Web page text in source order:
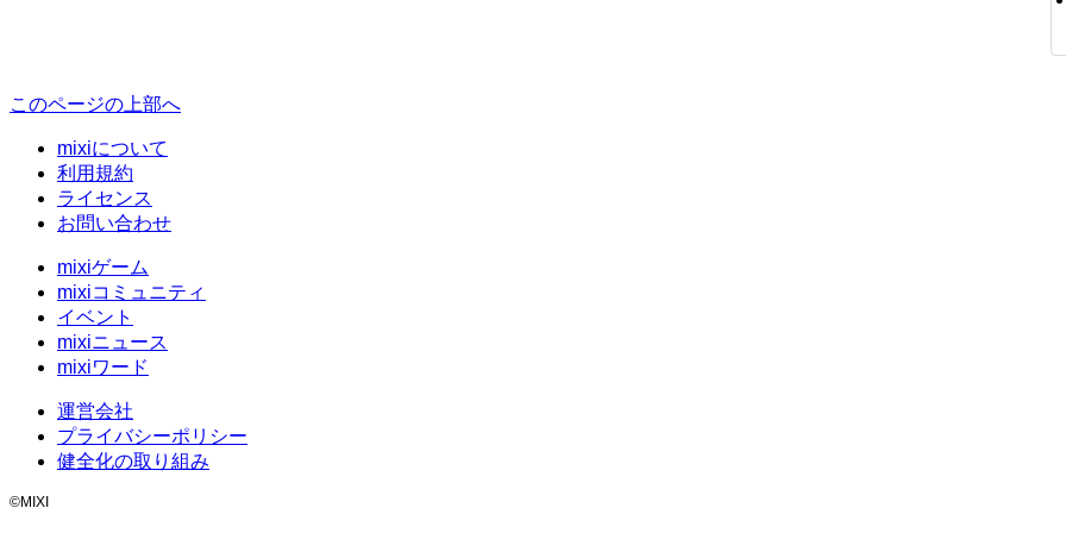
このページの上部へ
mixiについて
利用規約
ライセンス
お問い合わせ
mixiゲーム
mixiコミュニティ
イベント
mixiニュース
mixiワード
運営会社
プライバシーポリシー
健全化の取り組み
©MIXI